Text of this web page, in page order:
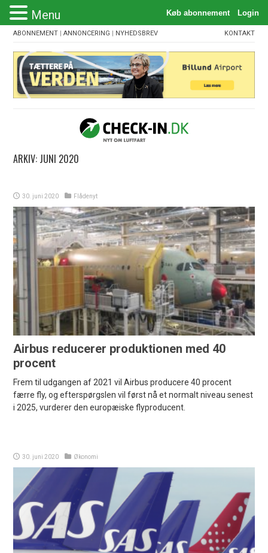
ABONNEMENT |ANNONCERING | NYHEDSBREV KONTAKT
ARKIV: JUNI 2020
30. juni 2020 Flådenyt
Airbus reducerer produktionen med 40
procent
Frem til udgangen af 2021 vil Airbus producere 40 procent
færre fly, og efterspørgslen vil først nå et normalt niveau senest
i 2025, vurderer den europæiske flyproducent.
30. juni 2020 Økonomi
Menu